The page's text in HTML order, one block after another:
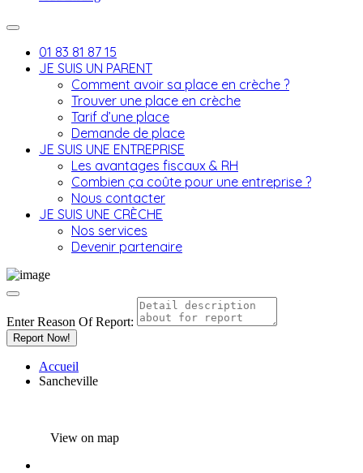
01 83 81 87 15
JE SUIS UN PARENT
Comment avoir sa place en crèche ?
Trouver une place en crèche
Tarif d’une place
Demande de place
JE SUIS UNE ENTREPRISE
Les avantages fiscaux & RH
Combien ça coûte pour une entreprise ?
Nous contacter
JE SUIS UNE CRÈCHE
Nos services
Devenir partenaire
Enter Reason Of Report:
Report Now!
Accueil
Sancheville
View on map